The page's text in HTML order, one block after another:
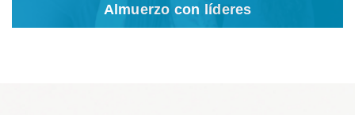
Almuerzo con líderes